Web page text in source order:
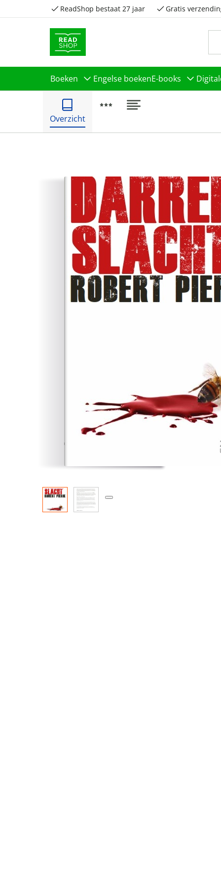
ReadShop bestaat 27 jaar Gratis
Boeken Engelse boekenE-books
Overzicht